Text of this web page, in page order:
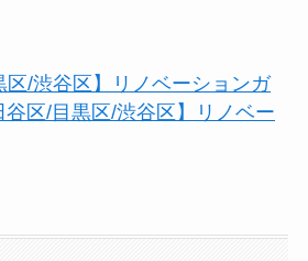
区/渋谷区】リノベーションガ
谷区/目黒区/渋谷区】リノベー